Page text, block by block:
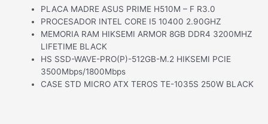
PLACA MADRE ASUS PRIME H510M – F R3.0
PROCESADOR INTEL CORE I5 10400 2.90GHZ
MEMORIA RAM HIKSEMI ARMOR 8GB DDR4 3200MHZ
LIFETIME BLACK
HS SSD-WAVE-PRO(P)-512GB-M.2 HIKSEMI PCIE
3500Mbps/1800Mbps
CASE STD MICRO ATX TEROS TE-1035S 250W BLACK